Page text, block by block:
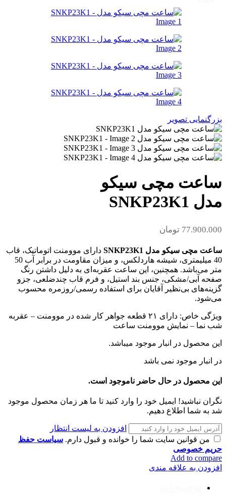
بزرگنمایی تصویر
ساعت مچی سیکو
مدل SNKP23K1
77.900.000 تومان
ساعت مچی سیکو مدل SNKP23K1
دارای موومنت اتوماتیک، قاب
40 میلیمتری، شیشه هاردلکس، و میزان مقاومت در برابر آب 50
متر می‌باشد. همچنین، این ساعت عقربه‌ای به دلیل داشتن رنگ
صفحه آبی/مشکی، جنس بند استیل، و فرم قاب چندضلعی، جزو
گزینه‌های بی‌نظیر آقایان برای استفاده رسمی/روزمره محسوب
می‌شود.
ویژگی خاص: دارای ۲۱ قطعه جواهر کار شده در موومنت – عقربه
شب نما – نمایش موومنت ساعت
این محصول در انبار موجود میباشد.
در انبار موجود نمی باشد
این محصول در حال حاضر ناموجود است.
نگران نباشید! ایمیل خود را وارد کنید تا ما هر زمان محصول موجود
شد به شما اطلاع دهیم.
افزودن به لیست انتظار
من قوانین سایت شما را خوانده و قبول دارم. سیاست حفظ
حریم خصوصی
Add to compare
افزودن به علاقه مندی